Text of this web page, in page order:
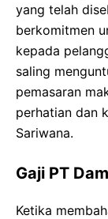
yang telah
berkomitmen
kepada
saling
pemasaran
perhatian dan
Sariwana.
Gaji PT
Ketika